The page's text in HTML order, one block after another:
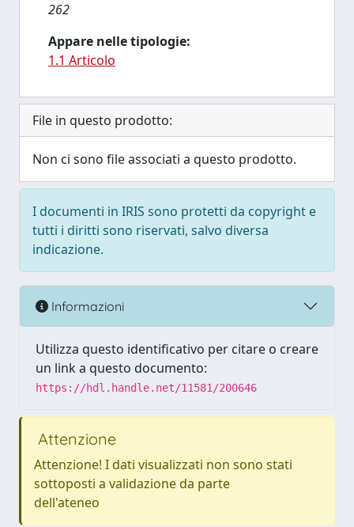
262
Appare nelle tipologie:
1.1 Articolo
File in questo prodotto:
Non ci sono file associati a questo prodotto.
I documenti in IRIS sono protetti da copyright e
tutti i diritti sono riservati, salvo diversa
indicazione.
Informazioni
Utilizza questo identificativo per citare o creare
un link a questo documento:
https://hdl.handle.net/11581/200646
Attenzione
Attenzione! I dati visualizzati non sono stati
sottoposti a validazione da parte
dell'ateneo